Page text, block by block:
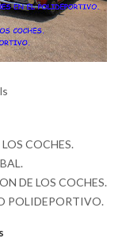
COCHES.
DE LOS COCHES.
POLIDEPORTIVO.